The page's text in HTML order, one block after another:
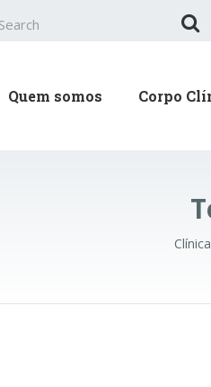
Quem somos Corpo